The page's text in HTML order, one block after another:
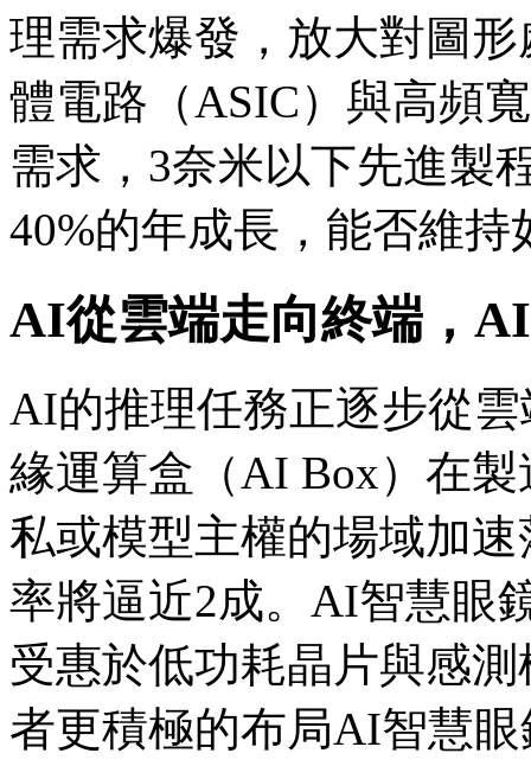
理需求爆發，放大對圖
體電路（ASIC）與高頻
需求，3奈米以下先進製
40%的年成長，能否維
AI從雲端走向終端，
AI的推理任務正逐步從
緣運算盒（AI Box）在
私或模型主權的場域加
率將逼近2成。AI智慧眼
受惠於低功耗晶片與感
者更積極的布局AI智慧